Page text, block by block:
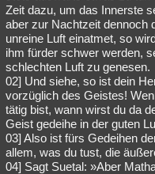
Zeit dazu, um das Innerste
aber zur Nachtzeit dennoch
unreine Luft einatmet, so
ihm fürder schwer werden,
schlechten Luft zu genesen.
02] Und siehe, so ist dein
vorzüglich des Geistes!
tätig bist, wann wirst du da
Geist gedeihe in der guten
03] Also ist fürs Gedeihen
allem, was du tust, die
04] Sagt Suetal: »Aber